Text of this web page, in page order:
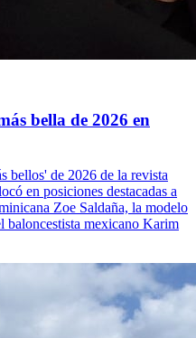
bella de 2026 en
bellos' de 2026 de la revista
en posiciones destacadas a
Zoe Saldaña, la modelo
baloncestista mexicano Karim